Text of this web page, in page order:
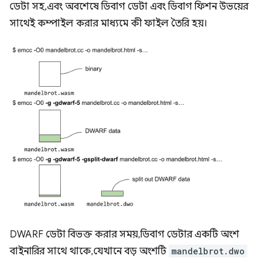
ডেটা সহ, এবং অবশেষে ডিবাগ ডেটা এবং ডিবাগ ফিশন উভয়ের
সাথেই কম্পাইল করার মাধ্যমে কী ফাইল তৈরি হয়।
DWARF ডেটা বিভক্ত করার সময়, ডিবাগ ডেটার একটি অংশ
বাইনারির সাথে থাকে, যেখানে বড় অংশটি mandelbrot.dwo